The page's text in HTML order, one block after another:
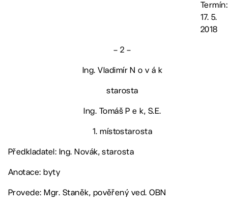
Termín:
17. 5.
2018
– 2 –
Ing. Vladimír N o v á k
starosta
Ing. Tomáš P e k, S.E.
1. místostarosta
Předkladatel: Ing. Novák, starosta
Anotace: byty
Provede: Mgr. Staněk, pověřený ved. OBN